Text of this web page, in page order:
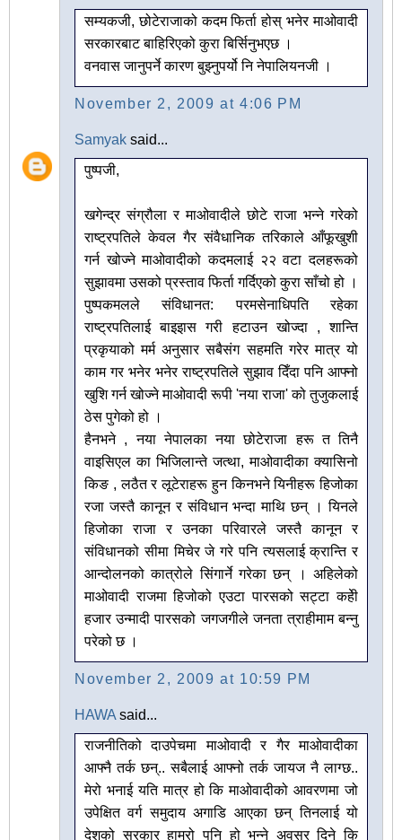
सम्यकजी, छोटेराजाको कदम फिर्ता होस् भनेर माओवादी
सरकारबाट बाहिरिएको कुरा बिर्सिनुभएछ ।
वनवास जानुपर्ने कारण बुझ्नुपर्यो नि नेपालियनजी ।
November 2, 2009 at 4:06 PM
Samyak said...
पुष्पजी,
खगेन्द्र संग्रौला र माओवादीले छोटे राजा भन्ने गरेको
राष्ट्रपतिले केवल गैर संवैधानिक तरिकाले आँफूखुशी
गर्न खोज्ने माओवादीको कदमलाई २२ वटा दलहरूको
सुझावमा उसको प्रस्ताव फिर्ता गर्दिएको कुरा साँचो हो ।
पुष्पकमलले संविधानत: परमसेनाधिपति रहेका
राष्ट्रपतिलाई बाइइास गरी हटाउन खोज्दा , शान्ति
प्रकृयाको मर्म अनुसार सबैसंग सहमति गरेर मात्र यो
काम गर भनेर भनेर राष्ट्रपतिले सुझाव दिँदा पनि आफ्नो
खुशि गर्न खोज्ने माओवादी रूपी 'नया राजा' को तुजुकलाई
ठेस पुगेको हो ।
हैनभने , नया नेपालका नया छोटेराजा हरू त तिनै
वाइसिएल का भिजिलान्ते जत्था, माओवादीका क्यासिनो
किङ , लठैत र लूटेराहरू हुन किनभने यिनीहरू हिजोका
रजा जस्तै कानून र संविधान भन्दा माथि छन् । यिनले
हिजोका राजा र उनका परिवारले जस्तै कानून र
संविधानको सीमा मिचेर जे गरे पनि त्यसलाई क्रान्ति र
आन्दोलनको कात्रोले सिंगार्ने गरेका छन् । अहिलेको
माओवादी राजमा हिजोको एउटा पारसको सट्टा कहेी
हजार उन्मादी पारसको जगजगीले जनता त्राहीमाम बन्नु
परेको छ ।
November 2, 2009 at 10:59 PM
HAWA said...
राजनीतिको दाउपेचमा माओवादी र गैर माओवादीका
आफ्नै तर्क छन्.. सबैलाई आफ्नो तर्क जायज नै लाग्छ..
मेरो भनाई यति मात्र हो कि माओवादीको आवरणमा जो
उपेक्षित वर्ग समुदाय अगाडि आएका छन् तिनलाई यो
देशको सरकार हाम्रो पनि हो भन्ने अवसर दिने कि